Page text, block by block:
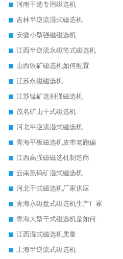
河南干选专用磁选机
吉林半逆流湿式磁选机
安徽小型强磁磁选机
江西半逆流永磁筒式磁选机
山西铁矿磁选机如何配置
江苏永磁磁选机
江苏锰矿选别强磁选机
茂名矿山干式磁选机
河北半逆流湿式磁选机
青海平板磁选机皮带老跑偏
江西高强磁磁选机制造商
云南黑钨矿湿式磁选机
河北干式磁选机厂家供应
青海永磁盘式磁选机生产厂家
青海大型干式磁选机是如何选矿的
江西湿式磁选机质量
上海半逆流式磁选机